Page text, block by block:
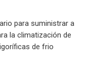
para suministrar a
la climatización de
de frio